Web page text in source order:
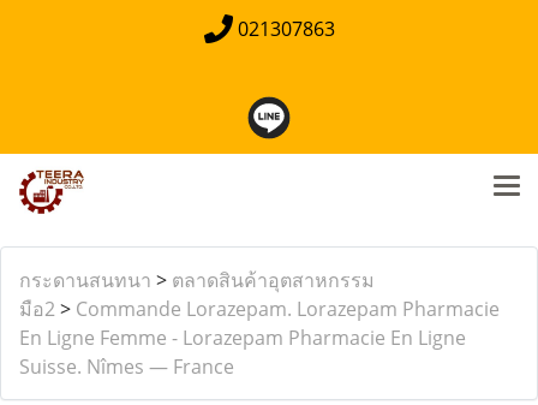
021307863
กระดานสนทนา > ตลาดสินค้าอุตสาหกรรม
มือ2> Commande Lorazepam. Lorazepam Pharmacie
En Ligne Femme - Lorazepam Pharmacie En Ligne
Suisse. Nîmes — France